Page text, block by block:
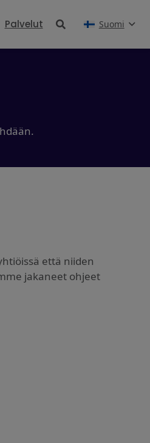
Palvelut Suomi
että niiden
jakaneet ohjeet